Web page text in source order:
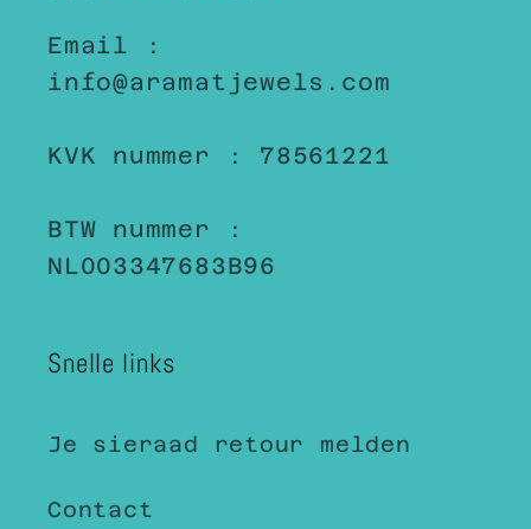
Email :
info@aramatjewels.com
KVK nummer : 78561221
BTW nummer :
NL003347683B96
Snelle links
Je sieraad retour melden
Contact